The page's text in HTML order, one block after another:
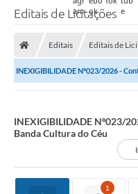
Editais de Licitações
Editais Editais de
INEXIGIBILIDADE Nº023/2026 -
INEXIGIBILIDADE Nº023/
Banda Cultura do Céu
1